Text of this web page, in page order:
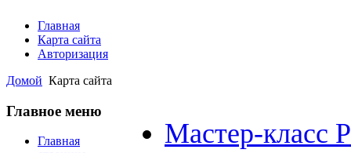
Главная
Карта сайта
Авторизация
Домой Карта сайта
Главное меню
Главная
Мастер-класс